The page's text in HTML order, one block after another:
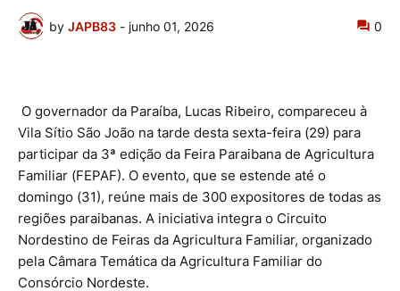
by JAPB83 - junho 01, 2026 0
O governador da Paraíba, Lucas Ribeiro, compareceu à
Vila Sítio São João na tarde desta sexta-feira (29) para
participar da 3ª edição da Feira Paraibana de Agricultura
Familiar (FEPAF). O evento, que se estende até o
domingo (31), reúne mais de 300 expositores de todas as
regiões paraibanas. A iniciativa integra o Circuito
Nordestino de Feiras da Agricultura Familiar, organizado
pela Câmara Temática da Agricultura Familiar do
Consórcio Nordeste.